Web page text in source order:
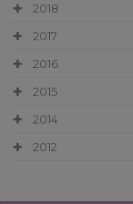
2018
2017
2016
2015
2014
2012